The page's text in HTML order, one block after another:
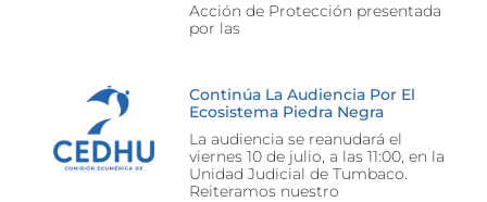
Acción de Protección presentada
por las
Continúa La Audiencia Por El
Ecosistema Piedra Negra
La audiencia se reanudará el
viernes 10 de julio, a las 11:00, en la
Unidad Judicial de Tumbaco.
Reiteramos nuestro